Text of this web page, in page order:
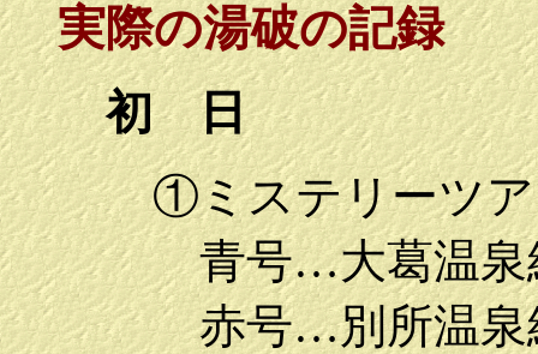
実際の湯破の記録
初 日
①ミステリーツア
青号…大葛温泉
赤号…別所温泉